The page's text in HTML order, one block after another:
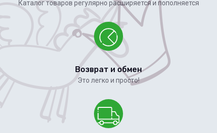
Каталог товаров регулярно расширяется и пополняется
Возврат и обмен
Это легко и просто!